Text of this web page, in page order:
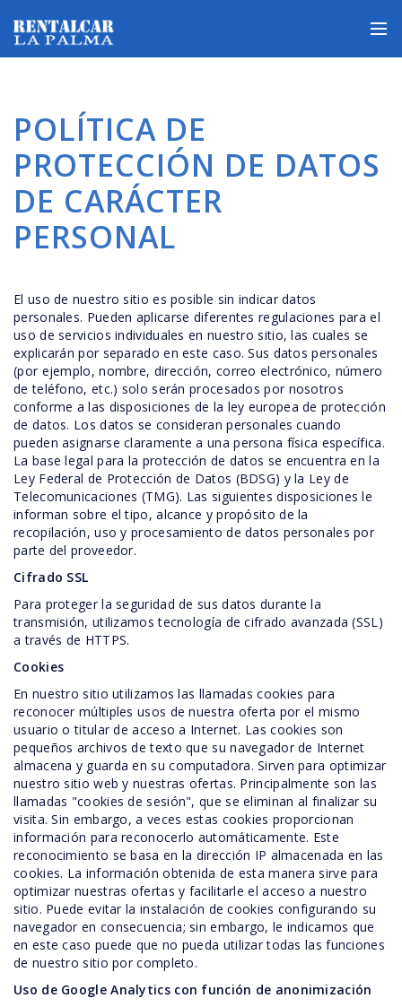
POLÍTICA DE
PROTECCIÓN DE DATOS
DE CARÁCTER
PERSONAL
El uso de nuestro sitio es posible sin indicar datos
personales. Pueden aplicarse diferentes regulaciones para el
uso de servicios individuales en nuestro sitio, las cuales se
explicarán por separado en este caso. Sus datos personales
(por ejemplo, nombre, dirección, correo electrónico, número
de teléfono, etc.) solo serán procesados por nosotros
conforme a las disposiciones de la ley europea de protección
de datos. Los datos se consideran personales cuando
pueden asignarse claramente a una persona física específica.
La base legal para la protección de datos se encuentra en la
Ley Federal de Protección de Datos (BDSG) y la Ley de
Telecomunicaciones (TMG). Las siguientes disposiciones le
informan sobre el tipo, alcance y propósito de la
recopilación, uso y procesamiento de datos personales por
parte del proveedor.
Cifrado SSL
Para proteger la seguridad de sus datos durante la
transmisión, utilizamos tecnología de cifrado avanzada (SSL)
a través de HTTPS.
Cookies
En nuestro sitio utilizamos las llamadas cookies para
reconocer múltiples usos de nuestra oferta por el mismo
usuario o titular de acceso a Internet. Las cookies son
pequeños archivos de texto que su navegador de Internet
almacena y guarda en su computadora. Sirven para optimizar
nuestro sitio web y nuestras ofertas. Principalmente son las
llamadas "cookies de sesión", que se eliminan al finalizar su
visita. Sin embargo, a veces estas cookies proporcionan
información para reconocerlo automáticamente. Este
reconocimiento se basa en la dirección IP almacenada en las
cookies. La información obtenida de esta manera sirve para
optimizar nuestras ofertas y facilitarle el acceso a nuestro
sitio. Puede evitar la instalación de cookies configurando su
navegador en consecuencia; sin embargo, le indicamos que
en este caso puede que no pueda utilizar todas las funciones
de nuestro sitio por completo.
Uso de Google Analytics con función de anonimización